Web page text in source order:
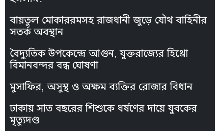
বায়তুল মোকাররমসহ রাজধানী জুড়ে যৌথ বাহিনীর
সতর্ক অবস্থান
বৈদ্যুতিক উপকেন্দ্রে আগুন, যুক্তরাজ্যের হিথ্রো
বিমানবন্দর বন্ধ ঘোষণা
মুসাফির, অসুস্থ ও অক্ষম ব্যক্তির রোজার বিধান
ঢাকায় সাত বছরের শিশুকে ধর্ষণের দায়ে যুবকের
মৃত্যুদণ্ড